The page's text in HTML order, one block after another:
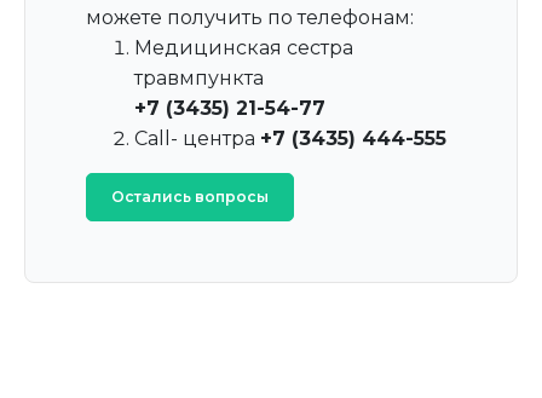
можете получить по телефонам:
Медицинская сестра
травмпункта
+7 (3435) 21-54-77
Call- центра +7 (3435) 444-555
Остались вопросы